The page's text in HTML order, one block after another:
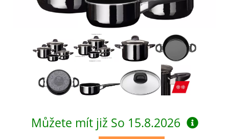
Můžete mít již So 15.8.2026